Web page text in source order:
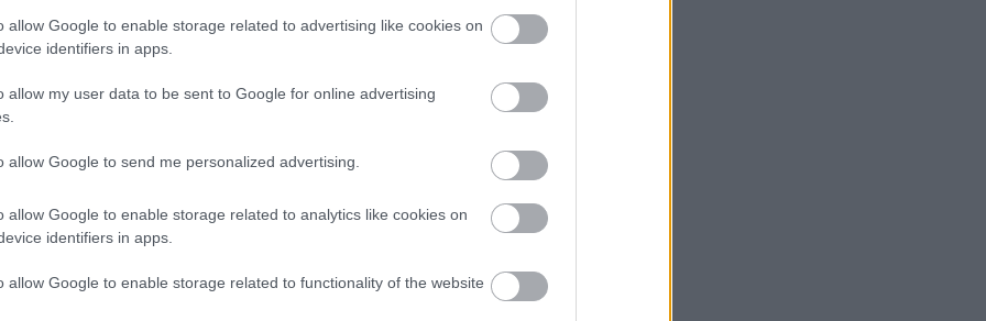
allow Google to enable storage related to advertising like cookies on
identifiers in apps.
allow my user data to be sent to Google for online advertising
allow Google to send me personalized advertising.
allow Google to enable storage related to analytics like cookies on
identifiers in apps.
allow Google to enable storage related to functionality of the website
τόσο φίλοι όσο νόμιζες πριν δεις το
Όταν το ΚΛΙΚ έφτιαξε ονειροκρίτη